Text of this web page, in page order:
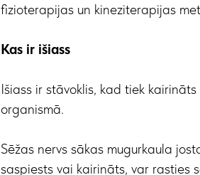
fizioterapijas un kineziterapijas
Kas ir išiass
Išiass ir stāvoklis, kad tiek
organismā.
Sēžas nervs sākas mugurkaula
saspiests vai kairināts, var rasties